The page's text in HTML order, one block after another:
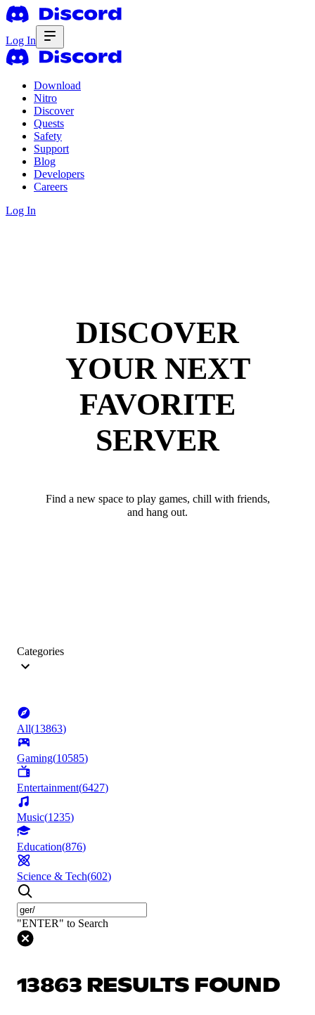
Log In
Download
Nitro
Discover
Quests
Safety
Support
Blog
Developers
Careers
Log In
DISCOVER
YOUR NEXT
FAVORITE
SERVER
Find a new space to play games, chill with friends,
and hang out.
Categories
All(13863)
Gaming(10585)
Entertainment(6427)
Music(1235)
Education(876)
Science & Tech(602)
"ENTER" to Search
13863 RESULTS FOUND